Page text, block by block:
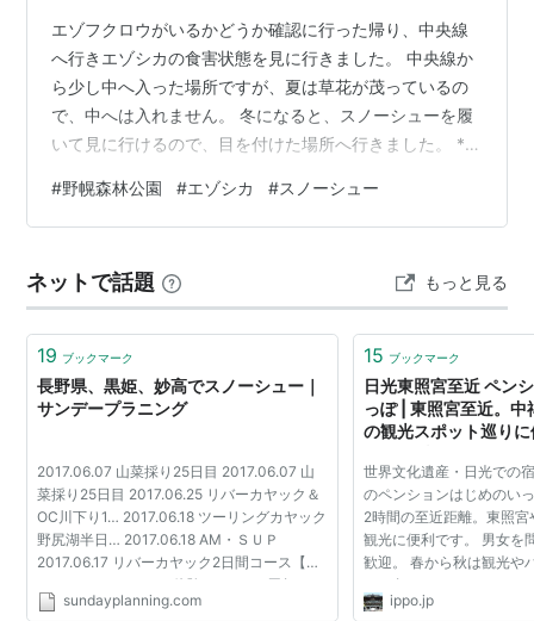
アウトドアショップや登山用品店などで購入できる。
クランポンの性能も上がり、これまで弱いとされてきた
本格的な山岳エリアでも使用者が増加しており、すでに
冬のフィールドの道具として定番。
スノーシューの楽しみ方
◇アニマルトラッキング
◇
スノーシュートレッキング
エゾフクロウがいるかどうか確認に行った帰り、中央線
へ行きエゾシカの食害状態を見に行きました。 中央線か
ら少し中へ入った場所ですが、夏は草花が茂っているの
で、中へは入れません。 冬になると、スノーシューを履
いて見に行けるので、目を付けた場所へ行きました。 ***
ノウサギの足跡） （エゾシカの足跡） 木の枝が食べられ
て皮がむけている！ （樹木の枝の皮がない！） （エゾシ
エゾシカ？ （こちらに気づいたエゾシカ） エゾシカに発
信機の首輪が付いている！ （エゾシカの首に何かがつい
ている） 暗くなっ…
#野幌森林公園 #エゾシカ #スノーシュー
ネットで話題 もっと見る
19 ブックマーク
長野県、黒姫、妙高でスノーシュー｜
サンデープラニング
2017.06.07 山菜採り25日目 2017.06.07 山
菜採り25日目 2017.06.25 リバーカヤック＆
OC川下り1… 2017.06.18 ツーリングカヤック
野尻湖半日… 2017.06.18 AM・ＳＵＰ
2017.06.17 リバーカヤック2日間コース【…
2017.06.24 カヤック体験＠LAMP3周年…
2017.06.18 リバーカヤック2日間コース：…
sundayplanning.com
15 ブックマーク
日光東照宮至近 ペン
っぽ | 東照宮至近。
の観光スポット巡り
ーが楽しめます。開
にも。
世界文化遺産・日光での
のペンションはじめのい
2時間の至近距離。東照
観光に便利です。 男女を
歓迎。 春から秋は観光や
に、冬はペンションオー
ーシューが楽しめます。
ippo.jp